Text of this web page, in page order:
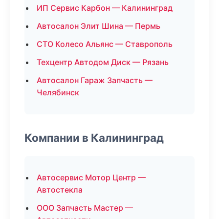
ИП Сервис Карбон — Калининград
Автосалон Элит Шина — Пермь
СТО Колесо Альянс — Ставрополь
Техцентр Автодом Диск — Рязань
Автосалон Гараж Запчасть —
Челябинск
Компании в Калининград
Автосервис Мотор Центр —
Автостекла
ООО Запчасть Мастер —